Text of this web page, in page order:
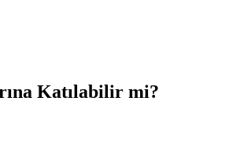
Katılabilir mi?